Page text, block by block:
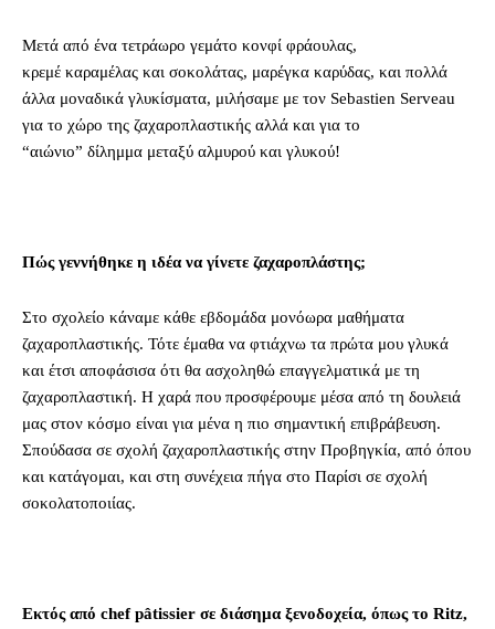
Μετά από ένα τετράωρο γεμάτο κονφί φράουλας,
κρεμέ καραμέλας και σοκολάτας, μαρέγκα καρύδας, και πολλά
άλλα μοναδικά γλυκίσματα, μιλήσαμε με τον Sebastien Serveau
για το χώρο της ζαχαροπλαστικής αλλά και για το
“αιώνιο” δίλημμα μεταξύ αλμυρού και γλυκού!
Πώς γεννήθηκε η ιδέα να γίνετε ζαχαροπλάστης;
Στο σχολείο κάναμε κάθε εβδομάδα μονόωρα μαθήματα
ζαχαροπλαστικής. Τότε έμαθα να φτιάχνω τα πρώτα μου γλυκά
και έτσι αποφάσισα ότι θα ασχοληθώ επαγγελματικά με τη
ζαχαροπλαστική. Η χαρά που προσφέρουμε μέσα από τη δουλειά
μας στον κόσμο είναι για μένα η πιο σημαντική επιβράβευση.
Σπούδασα σε σχολή ζαχαροπλαστικής στην Προβηγκία, από όπου
και κατάγομαι, και στη συνέχεια πήγα στο Παρίσι σε σχολή
σοκολατοποιίας.
Εκτός από chef pâtissier σε διάσημα ξενοδοχεία, όπως το Ritz,